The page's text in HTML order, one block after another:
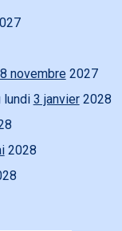
8 novembre 2027
lundi 3 janvier2028
2028